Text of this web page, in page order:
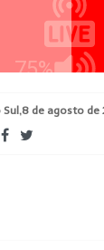
Sul,8 de agosto de